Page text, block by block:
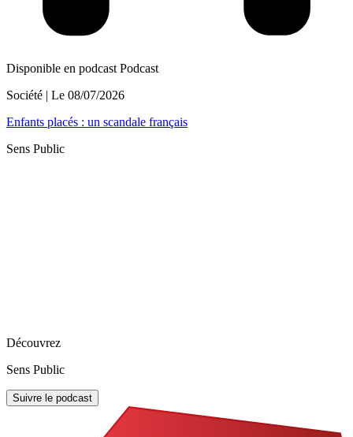
Disponible en podcast Podcast
Société | Le 08/07/2026
Enfants placés : un scandale français
Sens Public
Découvrez
Sens Public
Suivre le podcast